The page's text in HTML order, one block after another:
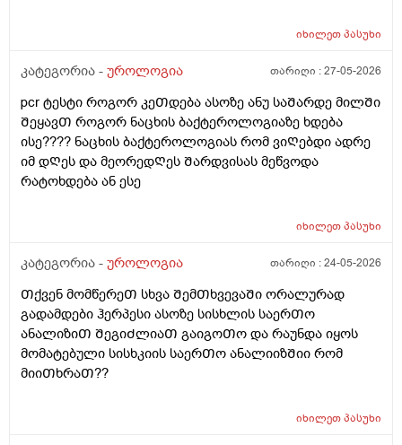
იხილეთპასუხი
კატეგორია - უროლოგია თარიღი :27-05-2026
pcr ტესტი როგორ კეᲗდება ასოზე ანუ საᲨარდე მილᲨი
ᲨეყავᲗ როგორ ნაცხის ბაქტეროლოგიაზე ხდება
ისე???? ნაცხის ბაქტეროლოგიას რომ ვიᲦებდი ადრე
იმ დᲦეს და მეორედᲦეს Შარდვისას მეწვოდა
რატოხდება ან ესე
იხილეთპასუხი
კატეგორია - უროლოგია თარიღი :24-05-2026
Თქვენ მომწერეᲗ სხვა ᲨემᲗხვევაᲨი ორალურად
გადამდები ჰერპესი ასოზე სისხლის საერᲗო
ანალიზიᲗ ᲨეგიᲫლიაᲗ გაიგოᲗო და რაუნდა იყოს
მომატებული სისხკიის საერᲗო ანალიიზᲨიი რომ
მიიᲗხრაᲗ??
იხილეთპასუხი